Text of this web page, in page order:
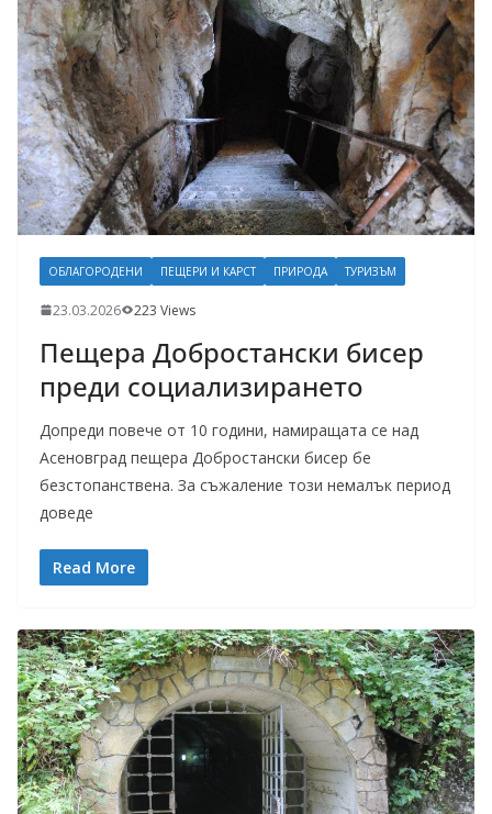
ОБЛАГОРОДЕНИ ПЕЩЕРИ И КАРСТ ПРИРОДА ТУРИЗЪМ
23.03.2026 223 Views
Пещера Добростански бисер
преди социализирането
Допреди повече от 10 години, намиращата се над
Асеновград пещера Добростански бисер бе
безстопанствена. За съжаление този немалък период
доведе
Read More